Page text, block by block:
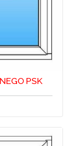
PSK